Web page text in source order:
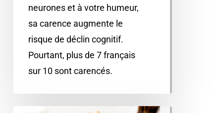
neurones et à votre humeur,
sa carence augmente le
risque de déclin cognitif.
Pourtant, plus de 7 français
sur 10 sont carencés.